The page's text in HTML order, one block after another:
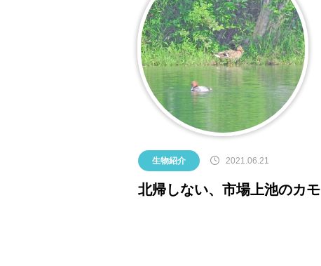
生物紹介 2021.06.21
北帰しない、市場上池のカモ